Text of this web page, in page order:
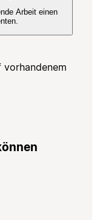
Arbeit einen